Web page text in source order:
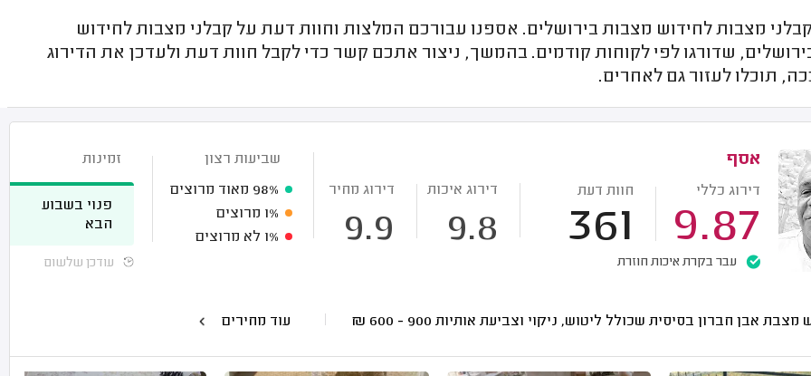
מצבות לחידוש מצבות בירושלים. אספנו עבורכם המלצות וחוות דעת על קבלני מצבות לחידוש
שדורגו לפי לקוחות קודמים. בהמשך, ניצור אתכם קשר כדי לקבל חוות דעת ולעדכן את הדירוג
תוכלו לעזור גם לאחרים.
אסף
דירוג כללי
9.87
חוות דעת
361
דירוג איכות
9.8
דירוג מחיר
9.9
עבר בקרת איכות חוזרת
שביעות רצון
98% מאוד מרוצים
1% מרוצים
1% לא מרוצים
זמינות
פנוי בשבוע
הבא
עודכן שלשום
מצבת אבן חברון בסיסית שכולל ליטוש, ניקוי וצביעת אותיות 900 - 600
₪ עוד מחירים